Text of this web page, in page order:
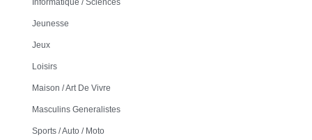
Jeunesse
Jeux
Loisirs
Maison / Art De Vivre
Masculins Generalistes
Sports / Auto / Moto